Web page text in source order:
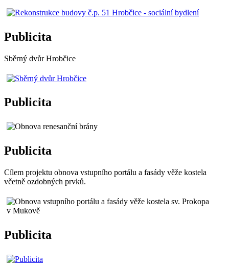
Publicita
Sběrný dvůr Hrobčice
Publicita
Publicita
Cílem projektu obnova vstupního portálu a fasády věže kostela
včetně ozdobných prvků.
Publicita